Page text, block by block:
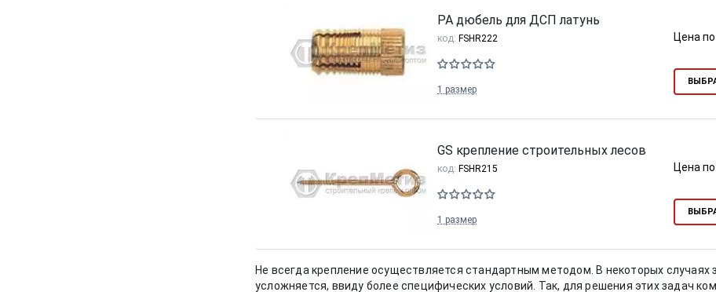
PA дюбель для ДСП латунь
код: FSHR222
1 размер
Цена
GS крепление строительных лесов
код: FSHR215
1 размер
Цена
Не всегда крепление осуществляется стандартным методом. В некоторых случаях
усложняется, ввиду более специфических условий. Так, для решения этих задач